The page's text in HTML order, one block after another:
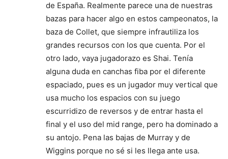
de España. Realmente parece una de nuestras
bazas para hacer algo en estos campeonatos, la
baza de Collet, que siempre infrautiliza los
grandes recursos con los que cuenta. Por el
otro lado, vaya jugadorazo es Shai. Tenía
alguna duda en canchas fiba por el diferente
espaciado, pues es un jugador muy vertical que
usa mucho los espacios con su juego
escurridizo de reversos y de entrar hasta el
final y el uso del mid range, pero ha dominado a
su antojo. Pena las bajas de Murray y de
Wiggins porque no sé si les llega ante usa.